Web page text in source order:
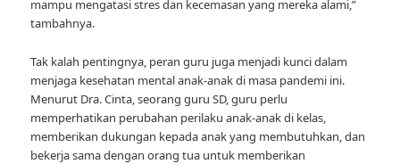
mampu mengatasi stres dan kecemasan yang mereka alami,”
tambahnya.
Tak kalah pentingnya, peran guru juga menjadi kunci dalam
menjaga kesehatan mental anak-anak di masa pandemi ini.
Menurut Dra. Cinta, seorang guru SD, guru perlu
memperhatikan perubahan perilaku anak-anak di kelas,
memberikan dukungan kepada anak yang membutuhkan, dan
bekerja sama dengan orang tua untuk memberikan